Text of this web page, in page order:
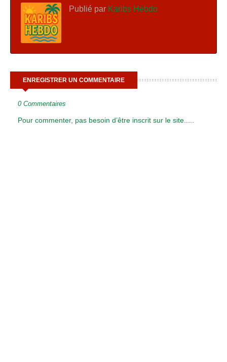
Publié par Karibs Hebdo
ENREGISTRER UN COMMENTAIRE
0 Commentaires
Pour commenter, pas besoin d’être inscrit sur le site.....